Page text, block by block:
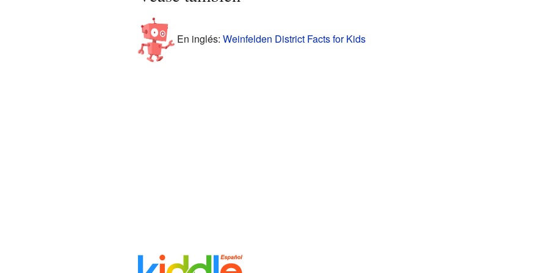
En inglés: Weinfelden District Facts for Kids